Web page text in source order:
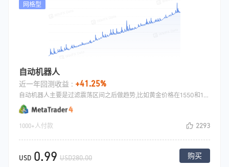
网格型
自动机器人
近一年回测收益 : +41.25%
自动机器人主要是过滤震荡区间之后做趋势,比如黄金价格在1550和1500之间做震荡,策略会在1500做空,1550做多，亏损之后下一单加码做单，直到盈利或者来回多次交易
1000+人付款 2293
USD 0.99 USD280.00 购买